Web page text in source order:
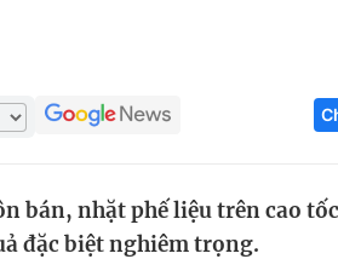
sinh
Hitech
Thị
bán, nhặt phế liệu trên cao
đặc biệt nghiêm trọng.